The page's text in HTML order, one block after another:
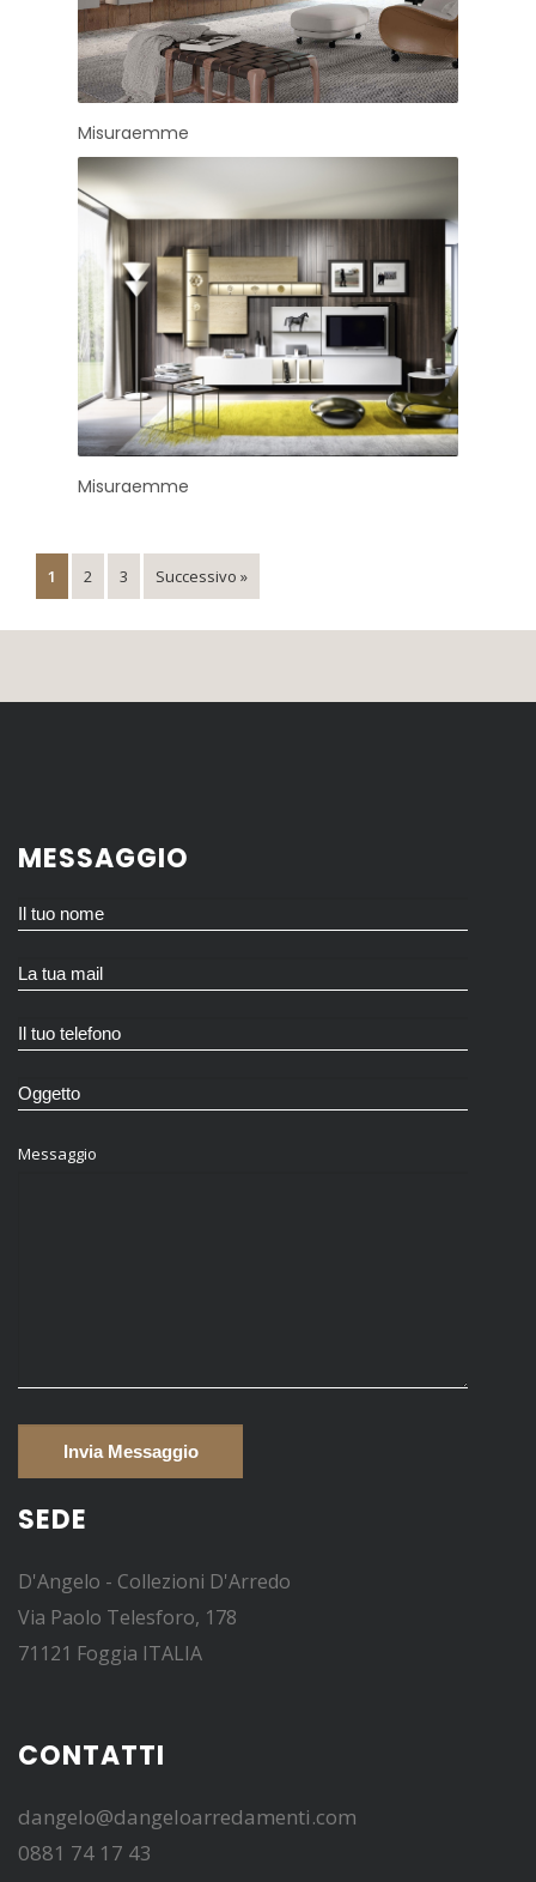
Misuraemme
Misuraemme
1 2 3 Successivo »
MESSAGGIO
Messaggio
SEDE
D'Angelo - Collezioni D'Arredo
Via Paolo Telesforo, 178
71121 Foggia ITALIA
CONTATTI
dangelo@dangeloarredamenti.com
0881 74 17 43